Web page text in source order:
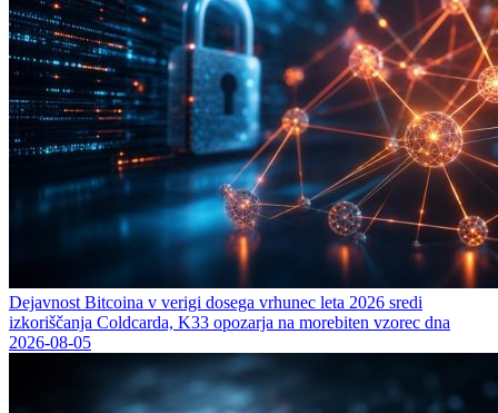
Dejavnost Bitcoina v verigi dosega vrhunec leta 2026 sredi
izkoriščanja Coldcarda, K33 opozarja na morebiten vzorec dna
2026-08-05